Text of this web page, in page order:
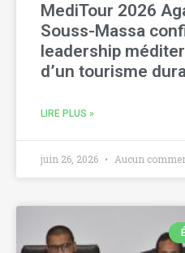
MediTour 2026
Souss-Massa
leadership
d’un tourisme
LIRE PLUS »
juin 26, 2026 Aucun